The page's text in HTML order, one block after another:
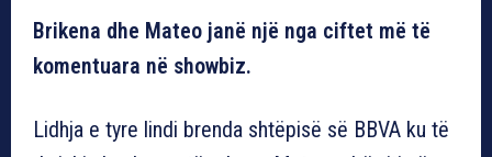
Brikena dhe Mateo janë një nga ciftet më të
komentuara në showbiz.
Lidhja e tyre lindi brenda shtëpisë së BBVA ku të